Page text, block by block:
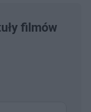
filmów